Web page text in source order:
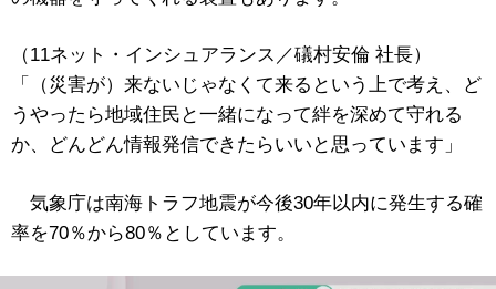
（11ネット・インシュアランス／礒村安倫 社長）
「（災害が）来ないじゃなくて来るという上で考え、ど
うやったら地域住民と一緒になって絆を深めて守れる
か、どんどん情報発信できたらいいと思っています」
気象庁は南海トラフ地震が今後30年以内に発生する確
率を70％から80％としています。